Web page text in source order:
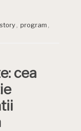
program
cea